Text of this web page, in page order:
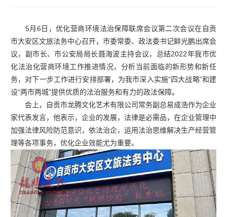
5月6日，优化营商环境法治保障联席会议第二次会议在自贡
市大安区文旅法务中心召开，市委常委、政法委书记鲜光鹏出席会
议，副市长、市公安局局长聂海波主持会议，总结2022年我市优
化法治化营商环境工作推进情况，分析当前面临的新形势和新任
务，对下一步工作进行安排部署，为我市深入实施“四大战略”和建
设“两市两城”提供优质的法治服务和有力的政法保障。
会上，自贡市龙腾文化艺术有限公司常务副总易成浩作为企业
家代表发言，他表示，企业的发展，法律是必需品，在企业管理中
加强法律风险防范意识，依法治企，运用法治思维解决生产经营管
理等各项事务，优化企业效能尤为重要。